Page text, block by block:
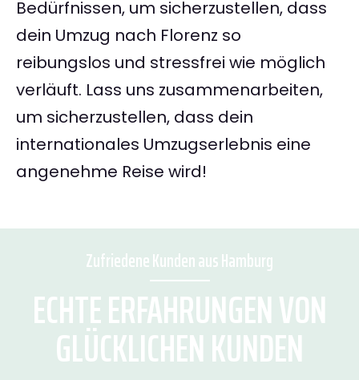
Bedürfnissen, um sicherzustellen, dass
dein Umzug nach Florenz so
reibungslos und stressfrei wie möglich
verläuft. Lass uns zusammenarbeiten,
um sicherzustellen, dass dein
internationales Umzugserlebnis eine
angenehme Reise wird!
Zufriedene Kunden aus Hamburg
ECHTE ERFAHRUNGEN VON
GLÜCKLICHEN KUNDEN